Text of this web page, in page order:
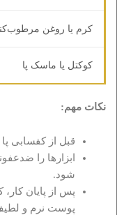
کرم یا روغن
کوکتل یا ماسک پا
نکات مهم:
قبل از کفسابی پا
ابزارها را
شود.
پس از پایان
پوست نرم و